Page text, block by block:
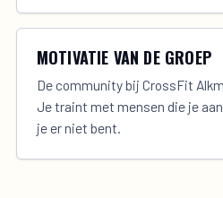
MOTIVATIE VAN DE GROEP
De community bij CrossFit
Je traint met mensen die je
je er niet bent.